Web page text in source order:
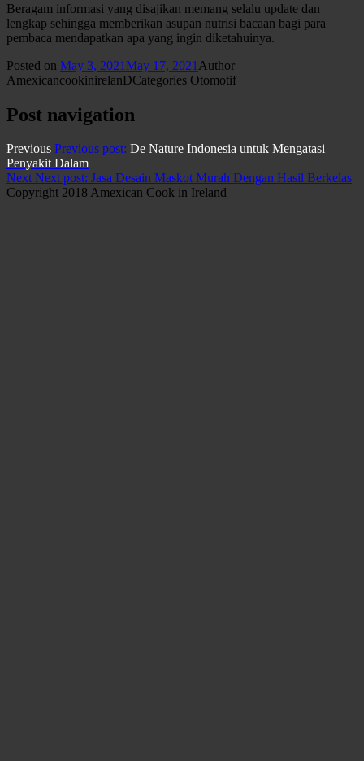
Beragam informasi yang disajikan memang selalu update dan
lengkap sehingga memberikan asupan nutrisi bacaan bagi para
pembaca mendapatkan apa yang ingin diketahuinya.
Posted on May 3, 2021May 17, 2021 Author
AmexicancookinirelanDCategories Otomotif
Post navigation
Previous Previous post: De Nature Indonesia untuk Mengatasi
Penyakit Dalam
Next Next post: Jasa Desain Maskot Murah Dengan Hasil Berkelas
Copyright 2018 Amexican Cook in Ireland